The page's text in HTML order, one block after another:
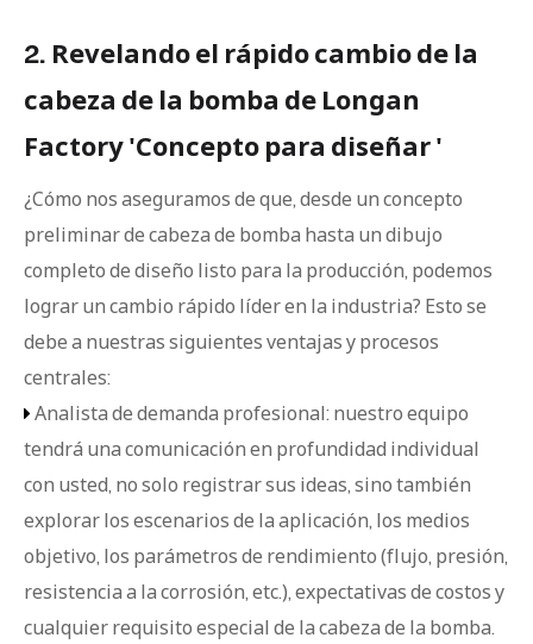
2. Revelando el rápido cambio de la
cabeza de la bomba de Longan
Factory 'Concepto para diseñar '
¿Cómo nos aseguramos de que, desde un concepto
preliminar de cabeza de bomba hasta un dibujo
completo de diseño listo para la producción, podemos
lograr un cambio rápido líder en la industria? Esto se
debe a nuestras siguientes ventajas y procesos
centrales:
 Analista de demanda profesional: nuestro equipo
tendrá una comunicación en profundidad individual
con usted, no solo registrar sus ideas, sino también
explorar los escenarios de la aplicación, los medios
objetivo, los parámetros de rendimiento (flujo, presión,
resistencia a la corrosión, etc.), expectativas de costos y
cualquier requisito especial de la cabeza de la bomba.